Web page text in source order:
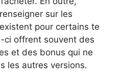
sur les
pour certains te
ci offrent souvent des
et des bonus qui ne
les autres versions.